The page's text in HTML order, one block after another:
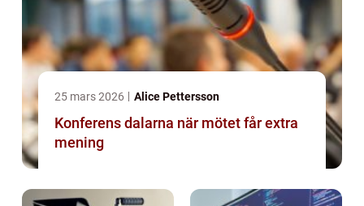
25 mars 2026 Alice Pettersson
Konferens dalarna när mötet får extra
mening